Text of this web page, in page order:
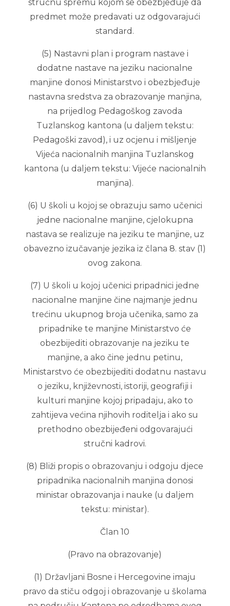
stručnu spremu kojom se obezbjeđuje da
predmet može predavati uz odgovarajući
standard.
(5) Nastavni plan i program nastave i
dodatne nastave na jeziku nacionalne
manjine donosi Ministarstvo i obezbjeđuje
nastavna sredstva za obrazovanje manjina,
na prijedlog Pedagoškog zavoda
Tuzlanskog kantona (u daljem tekstu:
Pedagoški zavod), i uz ocjenu i mišljenje
Vijeća nacionalnih manjina Tuzlanskog
kantona (u daljem tekstu: Vijeće nacionalnih
manjina).
(6) U školi u kojoj se obrazuju samo učenici
jedne nacionalne manjine, cjelokupna
nastava se realizuje na jeziku te manjine, uz
obavezno izučavanje jezika iz člana 8. stav (1)
ovog zakona.
(7) U školi u kojoj učenici pripadnici jedne
nacionalne manjine čine najmanje jednu
trećinu ukupnog broja učenika, samo za
pripadnike te manjine Ministarstvo će
obezbijediti obrazovanje na jeziku te
manjine, a ako čine jednu petinu,
Ministarstvo će obezbijediti dodatnu nastavu
o jeziku, književnosti, istoriji, geografiji i
kulturi manjine kojoj pripadaju, ako to
zahtijeva većina njihovih roditelja i ako su
prethodno obezbijeđeni odgovarajući
stručni kadrovi.
(8) Bliži propis o obrazovanju i odgoju djece
pripadnika nacionalnih manjina donosi
ministar obrazovanja i nauke (u daljem
tekstu: ministar).
Član 10
(Pravo na obrazovanje)
(1) Državljani Bosne i Hercegovine imaju
pravo da stiču odgoj i obrazovanje u školama